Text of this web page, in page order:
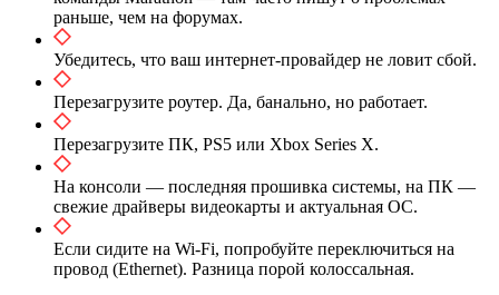
раньше, чем на форумах.
Убедитесь, что ваш интернет-провайдер не ловит сбой.
Перезагрузите роутер. Да, банально, но работает.
Перезагрузите ПК, PS5 или Xbox Series X.
На консоли — последняя прошивка системы, на ПК —
свежие драйверы видеокарты и актуальная ОС.
Если сидите на Wi-Fi, попробуйте переключиться на
провод (Ethernet). Разница порой колоссальная.